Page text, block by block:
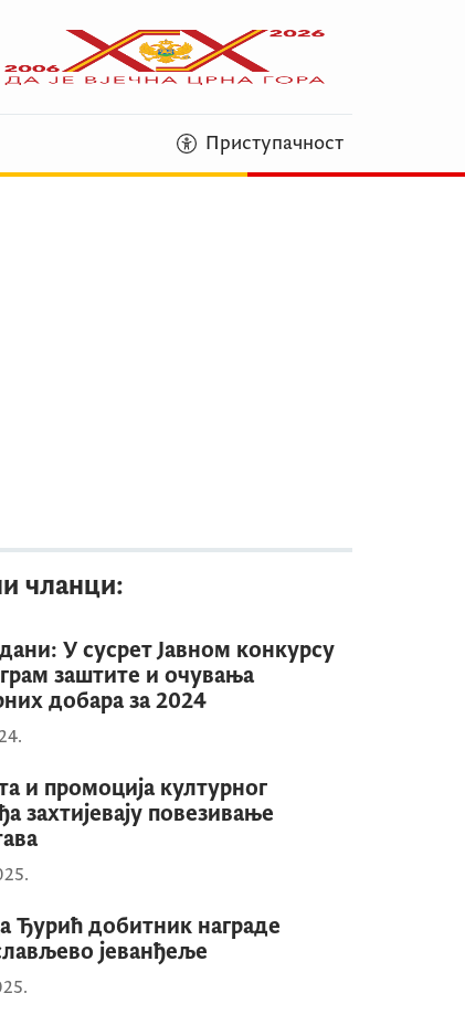
Приступачност
чланци:
У сусрет Јавном конкурсу
заштите и очувања
добара за 2024
и промоција културног
захтијевају повезивање
Ђурић добитник награде
јеванђеље